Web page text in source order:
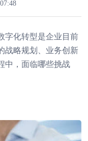
字化转型是企业目前
战略规划、业务创新
中，面临哪些挑战